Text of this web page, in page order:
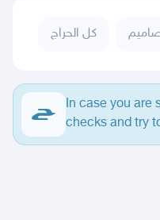
كل الحراج
In case you are
checks and try